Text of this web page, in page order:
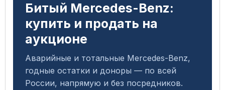
Битый Mercedes-Benz:
купить и продать на
аукционе
Аварийные и тотальные Mercedes-Benz,
годные остатки и доноры — по всей
России, напрямую и без посредников.